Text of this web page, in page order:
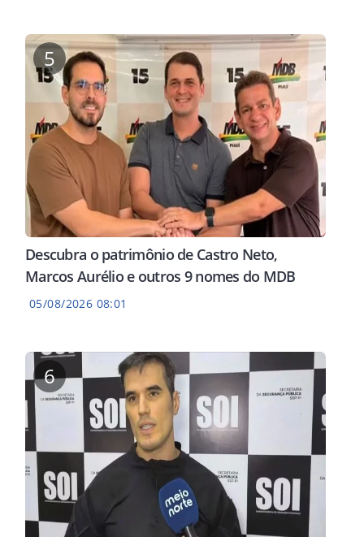
5
Descubra o patrimônio de Castro Neto,
Marcos Aurélio e outros 9 nomes do MDB
05/08/2026 08:01
6